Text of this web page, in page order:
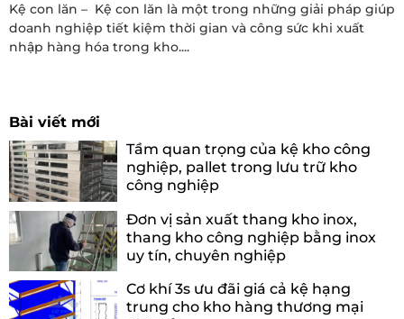
Kệ con lăn – Kệ con lăn là một trong những giải pháp giúp
doanh nghiệp tiết kiệm thời gian và công sức khi xuất
nhập hàng hóa trong kho....
Bài viết mới
Tầm quan trọng của kệ kho công
nghiệp, pallet trong lưu trữ kho
công nghiệp
Đơn vị sản xuất thang kho inox,
thang kho công nghiệp bằng inox
uy tín, chuyên nghiệp
Cơ khí 3s ưu đãi giá cả kệ hạng
trung cho kho hàng thương mại